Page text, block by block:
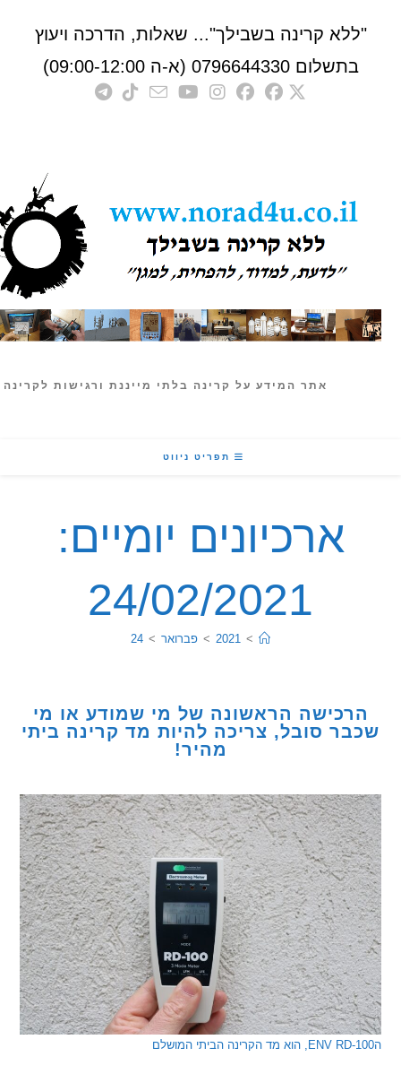
קרינה בשבילך"... שאלות, הדרכה ויעוץ
0796644330 (א-ה 09:00-12:00)
אתר המידע על קרינה בלתי מייננת ורגישות לקרינה
תפריט ניווט
ארכיונים יומיים:
24/02/2021
2021
> פברואר >
24
הראשונה של מי שמודע או מי
סובל, צריכה להיות מד קרינה ביתי
מהיר!